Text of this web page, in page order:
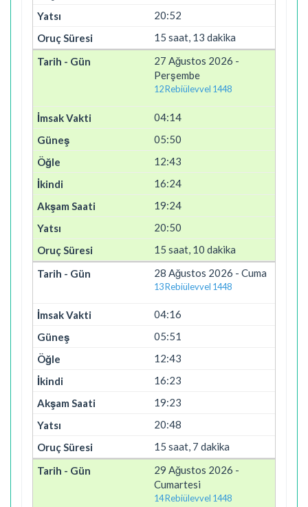
20:52
15 saat, 13 dakika
27 Ağustos 2026 -
Perşembe
12 Rebiülevvel 1448
04:14
05:50
12:43
16:24
19:24
20:50
15 saat, 10 dakika
28 Ağustos 2026 - Cuma
13 Rebiülevvel 1448
04:16
05:51
12:43
16:23
19:23
20:48
15 saat, 7 dakika
29 Ağustos 2026 -
Cumartesi
14 Rebiülevvel 1448